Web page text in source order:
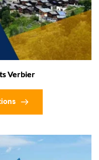
Verbier